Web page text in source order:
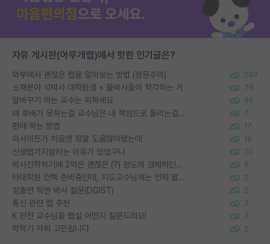
자유 게시판(아무개랩)에서 핫한 인기글은?
외부에서 괜찮은 랩을 알아보는 방법 (장문주의) 280
소재분야 석박사 대학원생 + 물박사들이 착각하는 거 79
말바꾸기 하는 교수는 피하세요 55
왜 후배가 못하는걸 교수님은 내 책임으로 돌리는걸까요? 7
편애 하는 방법 17
이사이트가 처음엔 정말 도움많이됐는데 16
신생랩가지말라는 이유가 있었구나 20
박사진학하기에 2억은 괜찮은 (?) 정도의 경제력인가요 8
타대학원 컨텍 준비중인데, 지도교수님께는 언제 말씀드려야 할까요? 2
정출연 학연 박사 질문(DGIST) 2
통신 관련 랩 추천 3
K 전전 교수님들 랩실 어떤지 질문드려요! 3
막학기 자퇴 고민됩니다 2